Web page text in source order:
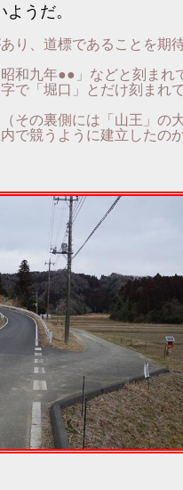
うだ。
り、道標であることを期
和九年●●」などと刻まれ
で「堀口」とだけ刻まれ
その裏側には「山王」の
で競うように建立したの